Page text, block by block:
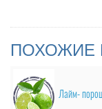
ПОХОЖИЕ
Лайм-